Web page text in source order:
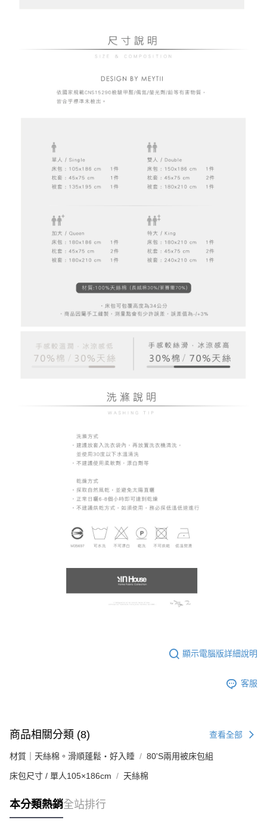
顯示電腦版詳細說明
客服
商品相關分類 (8) 查看全部
材質｜天絲棉。滑順蓬鬆・好入睡 80'S兩用被床包組
床包尺寸 / 單人105×186cm 天絲棉
本分類熱銷全站排行